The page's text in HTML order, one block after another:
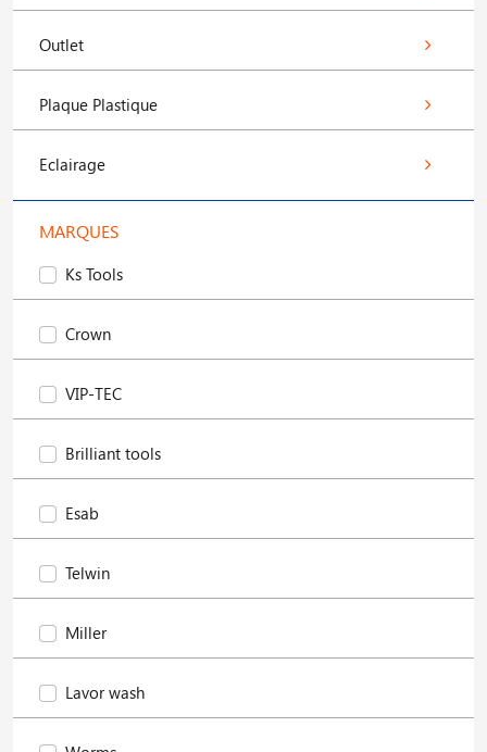
Outlet
Plaque Plastique
Eclairage
MARQUES
Ks Tools
Crown
VIP-TEC
Brilliant tools
Esab
Telwin
Miller
Lavor wash